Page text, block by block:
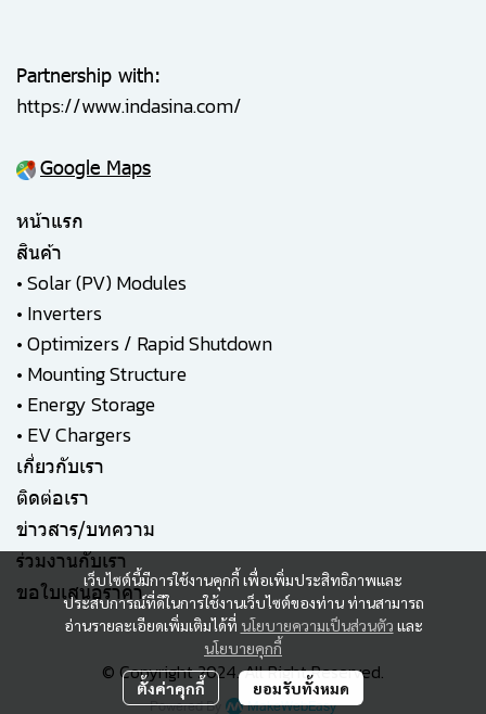
เว็บไซต์นี้มีการใช้งานคุกกี้ เพื่อเพิ่มประสิทธิภาพและ
ประสบการณ์ที่ดีในการใช้งานเว็บไซต์ของท่าน ท่านสามารถ
อ่านรายละเอียดเพิ่มเติมได้ที่ นโยบายความเป็นส่วนตัว และ
นโยบายคุกกี้
ตั้งค่าคุกกี้ ยอมรับทั้งหมด
Partnership with:
https://www.indasina.com/
Google Maps
หน้าแรก
สินค้า
•Solar (PV) Modules
• Inverters
•Optimizers / Rapid Shutdown
• Mounting Structure
• Energy Storage
• EV Chargers
เกี่ยวกับเรา
ติดต่อเรา
ข่าวสาร/บทความ
ร่วมงานกับเรา
ขอใบเสนอราคา
© Copyright 2024. All Right Reserved.
Powered By MakeWebEasy